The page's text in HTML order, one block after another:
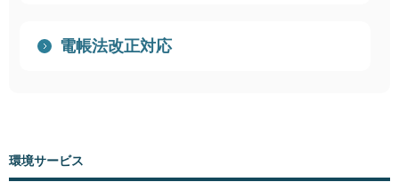
電帳法改正対応
環境サービス